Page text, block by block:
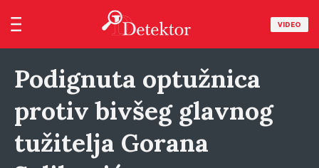
VIDEO
Podignuta optužnica
protiv bivšeg glavnog
tužitelja Gorana